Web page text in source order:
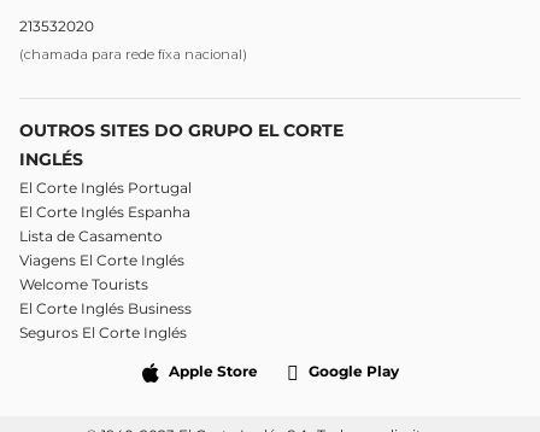
213532020
(chamada para rede fixa nacional)
OUTROS SITES DO GRUPO EL CORTE
INGLÉS
El Corte Inglés Portugal
El Corte Inglés Espanha
Lista de Casamento
Viagens El Corte Inglés
Welcome Tourists
El Corte Inglés Business
Seguros El Corte Inglés
Apple Store Google Play